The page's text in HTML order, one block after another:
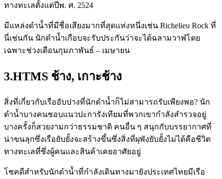
ทางทะเลตั้งแต่ปีพ. ศ. 2524
มีแหล่งดำน้ำที่มีชื่อเสียงมากที่สุดแห่งหนึ่งเช่น Richelieu Rock ที่
นี่เช่นกัน นักดำน้ำเกือบจะรับประกันว่าจะได้ฉลามวาฬโดย
เฉพาะช่วงเดือนกุมภาพันธ์ – เมษายน
3.HTMS ช้าง, เกาะช้าง
สิ่งที่เกี่ยวกับเรืออับปางที่นักดำน้ำก็ไม่สามารถรับเพียงพอ? นัก
ดำน้ำบางคนชอบแนวปะการังเทียมที่พวกเขากำลังสำรวจอยู่
บางครั้งก็สวยงามกว่าธรรมชาติ คนอื่น ๆ สนุกกับบรรยากาศที่
น่าขนลุกซึ่งเรือยับยั้งจะสร้างขึ้นซึ่งสิ่งที่ผุพังยับยั้งไม่ได้คือชีวิต
ทางทะเลที่ซึ่งผู้คนและสินค้าเคยอาศัยอยู่
โชคดีสำหรับนักดำน้ำที่กำลังเดินทางมายังประเทศไทยมีเรือ